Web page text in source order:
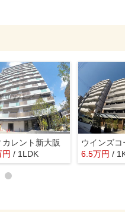
カレント新大阪
円 / 1LDK
ウインズ
6.5万円 /